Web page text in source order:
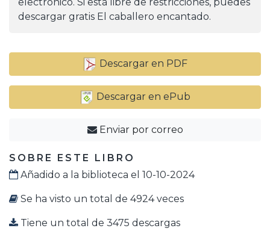
electrónico. Si está libre de restricciones, puedes
descargar gratis El caballero encantado.
Descargar en PDF
Descargar en ePub
Enviar por correo
SOBRE ESTE LIBRO
Añadido a la biblioteca el 10-10-2024
Se ha visto un total de 4924 veces
Tiene un total de 3475 descargas